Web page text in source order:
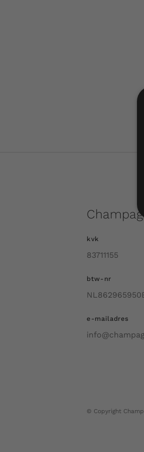
kvk
83711155
btw-nr
e-mailadres
© Copyright